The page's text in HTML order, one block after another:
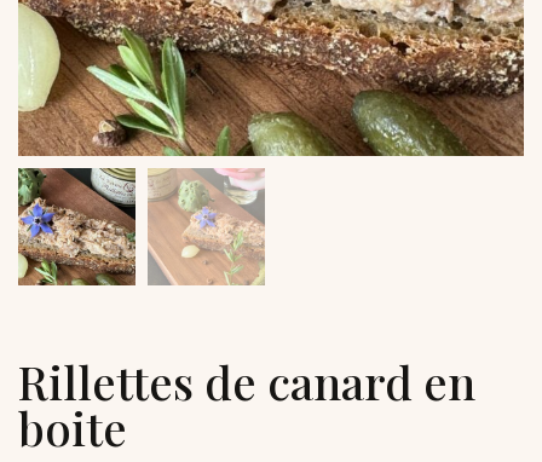
Rillettes de canard en
boite